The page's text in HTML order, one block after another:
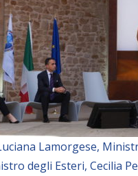
Lamorgese,
degli Esteri, Cecilia